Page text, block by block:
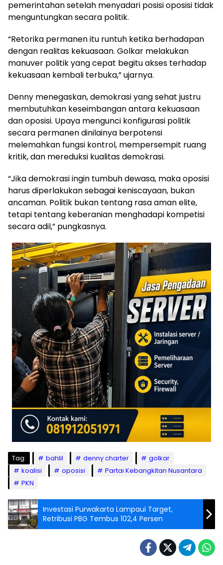
pemerintahan setelah menyadari posisi oposisi tidak
menguntungkan secara politik.
“Retorika permanen itu runtuh ketika berhadapan
dengan realitas kekuasaan. Golkar melakukan
manuver politik yang cepat begitu akses terhadap
kekuasaan kembali terbuka,” ujarnya.
Denny menegaskan, demokrasi yang sehat justru
membutuhkan keseimbangan antara kekuasaan
dan oposisi. Upaya mengunci konfigurasi politik
secara permanen dinilainya berpotensi
melemahkan fungsi kontrol, mempersempit ruang
kritik, dan mereduksi kualitas demokrasi.
“Jika demokrasi ingin tumbuh dewasa, maka oposisi
harus diperlakukan sebagai keniscayaan, bukan
ancaman. Politik bukan tentang rasa aman elite,
tetapi tentang keberanian menghadapi kompetisi
secara adil,” pungkasnya.
Tag: bahlil denny charter
golkar
koalisi
oposisi
Partai Kebangkitan Nusantara
PKN
Investasi Purwakarta Lampaui Target,
Retribusi PBG Tembus 102,4 Persen